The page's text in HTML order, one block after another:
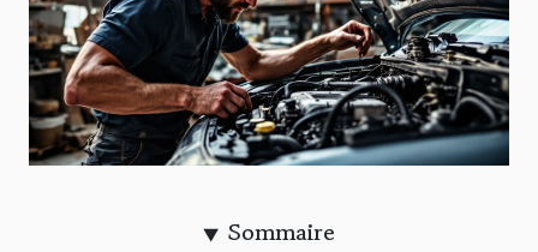
Sommaire